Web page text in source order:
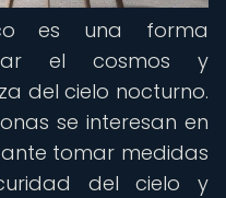
es una forma
el cosmos y
del cielo nocturno.
se interesan en
tomar medidas
del cielo y